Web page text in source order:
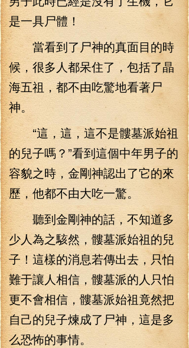
是一具尸體！
當看到了尸神的真面目的時
候，很多人都呆住了，包括了晶
海五祖，都不由吃驚地看著尸
神。
“這，這，這不是髏墓派始祖
的兒子嗎？”看到這個中年男子的
容貌之時，金剛神認出了它的來
歷，他都不由大吃一驚。
聽到金剛神的話，不知道多
少人為之駭然，髏墓派始祖的兒
子！這樣的消息若傳出去，只怕
難于讓人相信，髏墓派的人只怕
更不會相信，髏墓派始祖竟然把
自己的兒子煉成了尸神，這是多
么恐怖的事情。